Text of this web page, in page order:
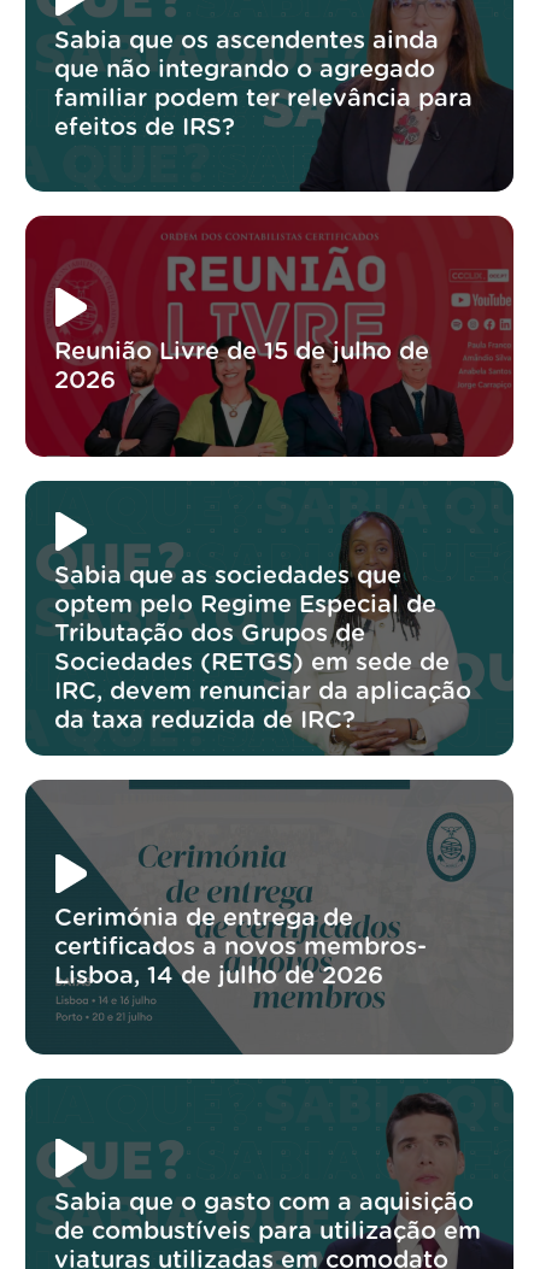
Sabia que os ascendentes ainda
que não integrando o agregado
familiar podem ter relevância para
efeitos de IRS?
Reunião Livre de 15 de julho de
2026
Sabia que as sociedades que
optem pelo Regime Especial de
Tributação dos Grupos de
Sociedades (RETGS) em sede de
IRC, devem renunciar da aplicação
da taxa reduzida de IRC?
Cerimónia de entrega de
certificados a novos membros-
Lisboa, 14 de julho de 2026
Sabia que o gasto com a aquisição
de combustíveis para utilização em
viaturas utilizadas em comodato